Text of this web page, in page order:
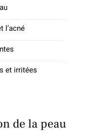
l’acné
et irritées
de la peau